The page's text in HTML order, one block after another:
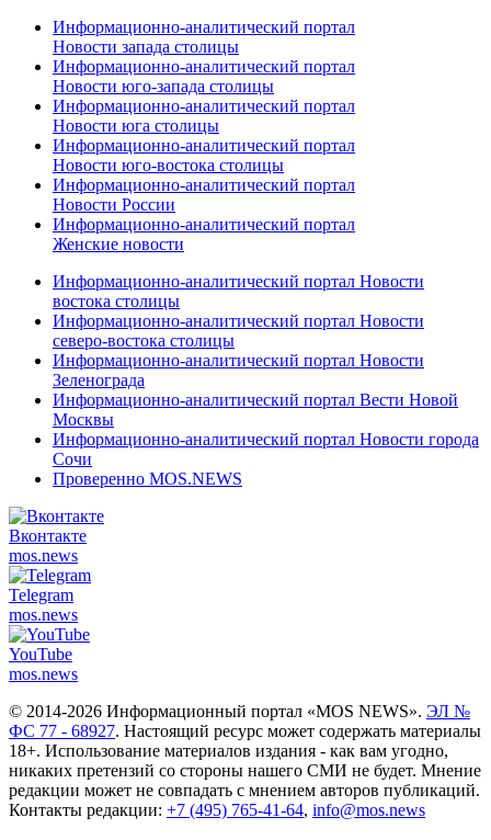
Информационно-аналитический портал
Новости запада столицы
Информационно-аналитический портал
Новости юго-запада столицы
Информационно-аналитический портал
Новости юга столицы
Информационно-аналитический портал
Новости юго-востока столицы
Информационно-аналитический портал
Новости России
Информационно-аналитический портал
Женские новости
Информационно-аналитический портал Новости
востока столицы
Информационно-аналитический портал Новости
северо-востока столицы
Информационно-аналитический портал Новости
Зеленограда
Информационно-аналитический портал Вести Новой
Москвы
Информационно-аналитический портал Новости города
Сочи
Проверенно MOS.NEWS
Вконтакте
mos.news
Telegram
mos.news
YouTube
mos.news
© 2014-2026 Информационный портал «MOS NEWS». ЭЛ №
ФС 77 - 68927. Настоящий ресурс может содержать материалы
18+. Использование материалов издания - как вам угодно,
никаких претензий со стороны нашего СМИ не будет. Мнение
редакции может не совпадать с мнением авторов публикаций.
Контакты редакции: +7 (495) 765-41-64, info@mos.news